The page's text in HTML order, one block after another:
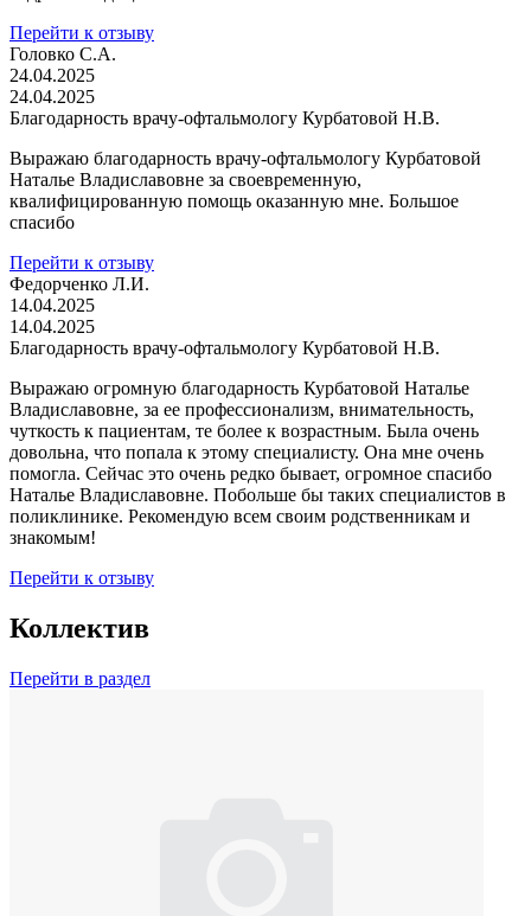
Перейти к отзыву
Головко С.А.
24.04.2025
24.04.2025
Благодарность врачу-офтальмологу Курбатовой Н.В.
Выражаю благодарность врачу-офтальмологу Курбатовой
Наталье Владиславовне за своевременную,
квалифицированную помощь оказанную мне. Большое
спасибо
Перейти к отзыву
Федорченко Л.И.
14.04.2025
14.04.2025
Благодарность врачу-офтальмологу Курбатовой Н.В.
Выражаю огромную благодарность Курбатовой Наталье
Владиславовне, за ее профессионализм, внимательность,
чуткость к пациентам, те более к возрастным. Была очень
довольна, что попала к этому специалисту. Она мне очень
помогла. Сейчас это очень редко бывает, огромное спасибо
Наталье Владиславовне. Побольше бы таких специалистов в
поликлинике. Рекомендую всем своим родственникам и
знакомым!
Перейти к отзыву
Коллектив
Перейти в раздел